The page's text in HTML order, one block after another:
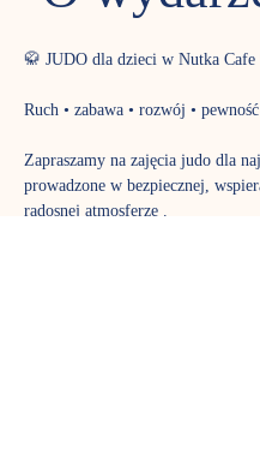
🥋 JUDO dla dzieci w Nutka
Ruch • zabawa • rozwój •
Zapraszamy na zajęcia judo dla
prowadzone w bezpiecznej,
radosnej atmosferze .